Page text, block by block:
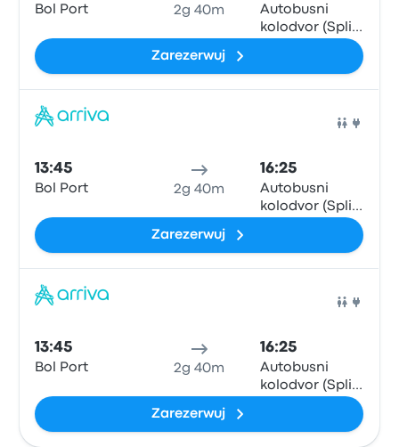
Bol Port 2g 40m
Autobusni
kolodvor (Split
Zarezerwuj
13:45
Bol Port 2g 40m
16:25
Autobusni
kolodvor (Split
Zarezerwuj
13:45
Bol Port 2g 40m
16:25
Autobusni
kolodvor (Split
Zarezerwuj